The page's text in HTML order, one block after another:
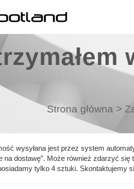
Strona główna >
wysyłana jest przez system
na dostawę”. Może również zdarzyć
tylko 4 sztuki. Skontaktujemy